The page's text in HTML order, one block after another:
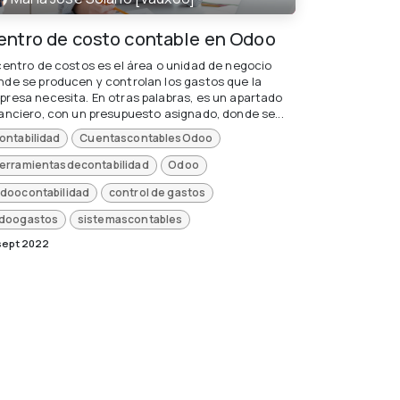
de costo contable en Odoo
de costos es el área o unidad de negocio
se producen y controlan los gastos que la
necesita. En otras palabras, es un apartado
con un presupuesto asignado, donde se...
CuentascontablesOdoo
Odoo
control de gastos
sistemascontables
2022